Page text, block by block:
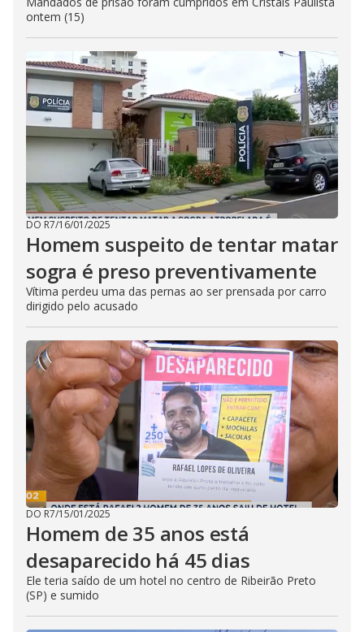
ontem (15)
DO R7/16/01/2025
Homem suspeito de tentar matar
sogra é preso preventivamente
Vítima perdeu uma das pernas ao ser prensada por carro
dirigido pelo acusado
DO R7/15/01/2025
Homem de 35 anos está
desaparecido há 45 dias
Ele teria saído de um hotel no centro de Ribeirão Preto
(SP) e sumido